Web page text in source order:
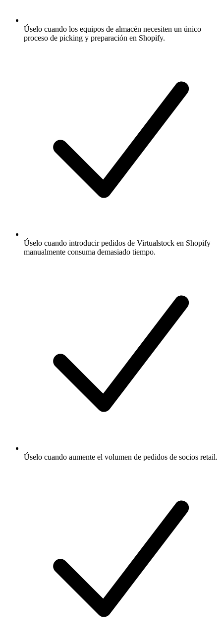
Úselo cuando los equipos de almacén necesiten un único
proceso de picking y preparación en Shopify.
Úselo cuando introducir pedidos de Virtualstock en Shopify
manualmente consuma demasiado tiempo.
Úselo cuando aumente el volumen de pedidos de socios retail.